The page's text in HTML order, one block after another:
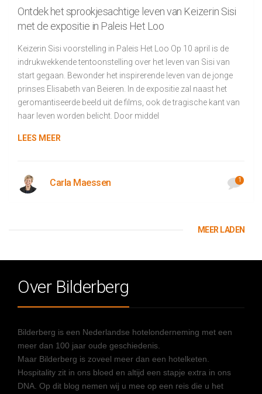
Ontdek het sprookjesachtige leven van Keizerin Sisi
met de expositie in Paleis Het Loo
Keizerin Sisi voorstelling in Paleis Het Loo Op 10 april is de
indrukwekkende tentoonstelling over het leven van Sisi van
start gegaan. Bewonder het inspirerende leven van de jonge
prinses Elisabeth van Beieren. In de expositie zal naast het
geromantiseerde beeld uit de films, ook de tragische kant van
haar leven worden belicht. Door middel
LEES MEER
Carla Maessen 1
MEER LADEN
Over Bilderberg
Bilderberg is een Nederlandse hotelonderneming met een
meer dan 100 jaar oude geschiedenis.
Maar Bilderberg is zoveel meer dan een hotelketen.
Hospitality zit in ons bloed en altijd een stapje extra in ons
DNA. Op dit blog nemen wij u mee op een reis die u het